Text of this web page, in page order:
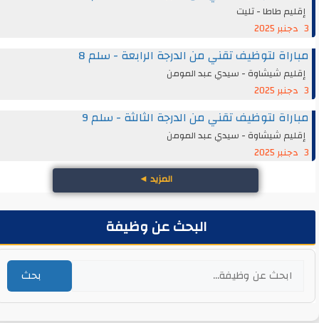
إقليم طاطا - تليت
مباراة لتوظيف تقني من الدرجة الرابعة - سلم 8
إقليم شيشاوة - سيدي عبد المومن
مباراة لتوظيف تقني من الدرجة الثالثة - سلم 9
إقليم شيشاوة - سيدي عبد المومن
المزيد◄
البحث عن وظيفة
بحث